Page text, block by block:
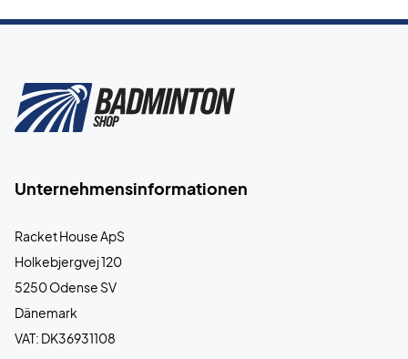
Unternehmensinformationen
Racket House ApS
Holkebjergvej 120
5250 Odense SV
Dänemark
VAT: DK36931108